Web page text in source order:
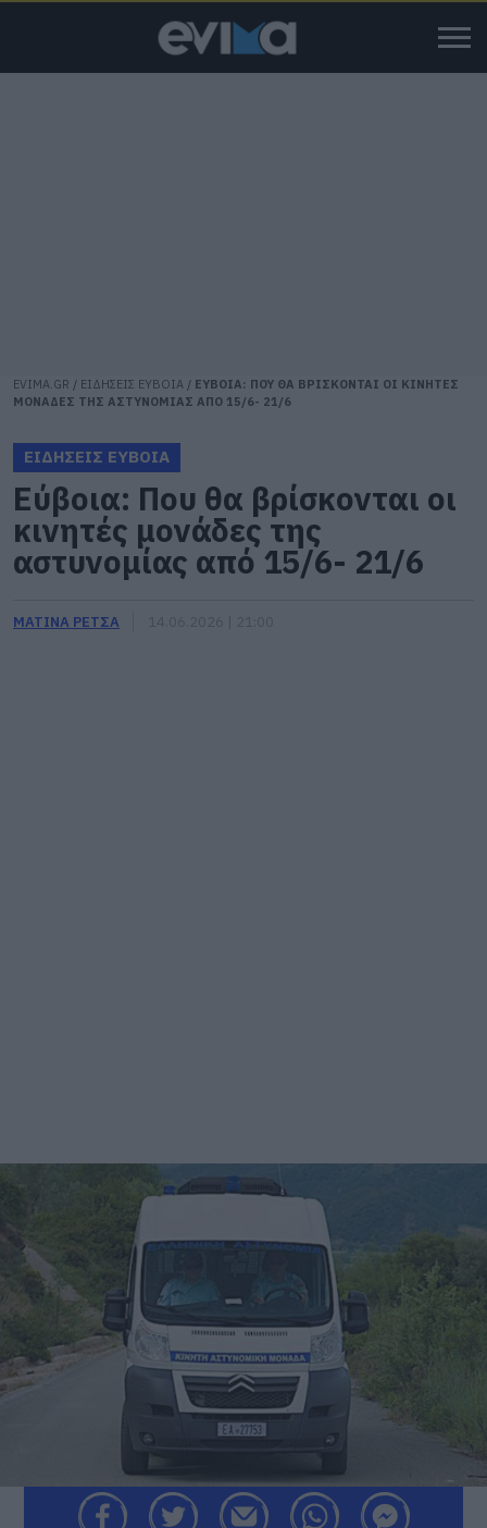
EVIMA.GR / ΕΙΔΗΣΕΙΣ ΕΥΒΟΙΑ / ΕΥΒΟΙΑ: ΠΟΥ ΘΑ ΒΡΙΣΚΟΝΤΑΙ ΟΙ ΚΙΝΗΤΕΣ
ΜΟΝΑΔΕΣ ΤΗΣ ΑΣΤΥΝΟΜΙΑΣ ΑΠΟ 15/6- 21/6
ΕΙΔΗΣΕΙΣ ΕΥΒΟΙΑ
Εύβοια: Που θα βρίσκονται οι
κινητές μονάδες της
αστυνομίας από 15/6- 21/6
ΜΑΤΙΝΑ ΡΕΤΣΑ